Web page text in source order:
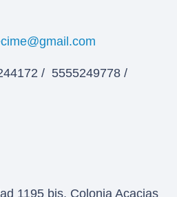
/ 5555249778 /
1195 bis, Colonia Acacias